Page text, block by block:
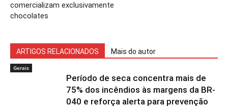
comercializam exclusivamente
chocolates
ARTIGOS RELACIONADOS Mais do autor
Gerais
Período de seca concentra mais de
75% dos incêndios às margens da BR-
040 e reforça alerta para prevenção